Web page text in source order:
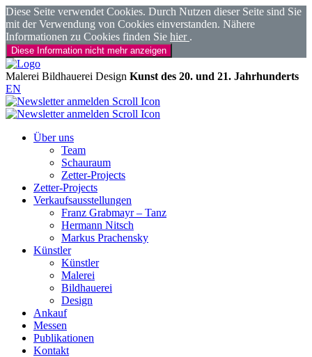
Diese Seite verwendet Cookies. Durch Nutzen dieser Seite sind Sie
mit der Verwendung von Cookies einverstanden. Nähere
Informationen zu Cookies finden Sie hier .
Diese Information nicht mehr anzeigen
Malerei Bildhauerei Design Kunst des 20. und 21. Jahrhunderts
EN
Über uns
Team
Schauraum
Zetter-Projects
Zetter-Projects
Verkaufsausstellungen
Franz Grabmayr – Tanz
Hermann Nitsch
Markus Prachensky
Künstler
Künstler
Malerei
Bildhauerei
Design
Ankauf
Messen
Publikationen
Kontakt